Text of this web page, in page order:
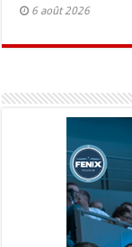
6 août 2026